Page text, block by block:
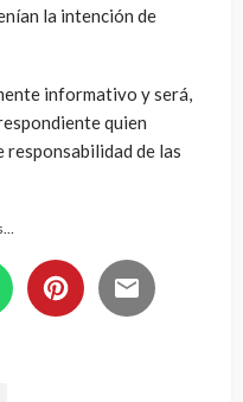
la intención de
informativo y será,
quien
de las